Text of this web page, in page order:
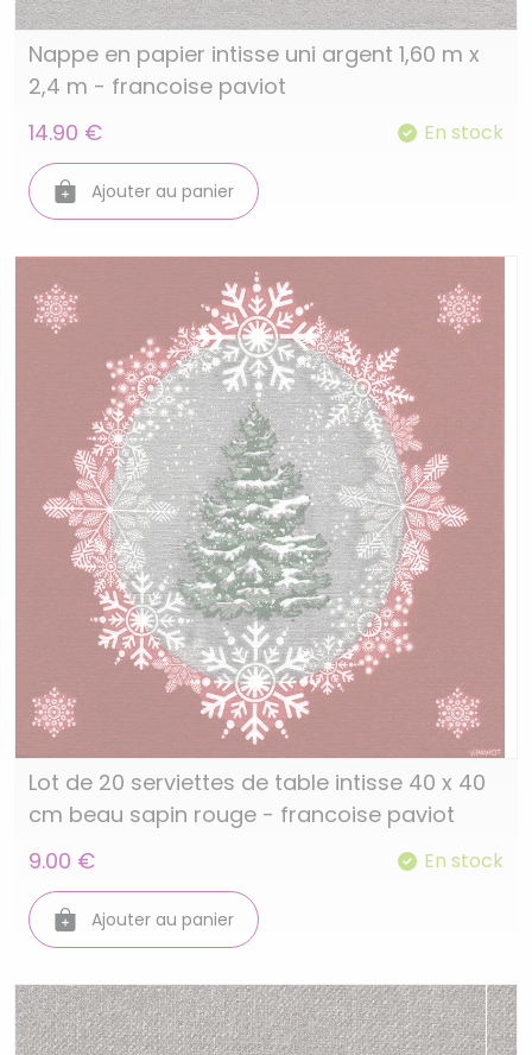
Nappe en papier intisse uni argent 1,60 m x
2,4 m - francoise paviot
14.90 €
En stock
Ajouter au panier
Lot de 20 serviettes de table intisse 40 x 40
cm beau sapin rouge - francoise paviot
9.00 €
En stock
Ajouter au panier